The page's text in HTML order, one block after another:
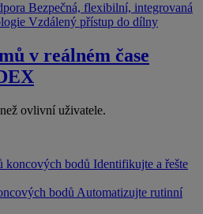
Bezpečná, flexibilní, integrovaná
Vzdálený přístup do dílny
v reálném čase
ovlivní uživatele.
koncových bodů Identifikujte a řešte
bodů Automatizujte rutinní